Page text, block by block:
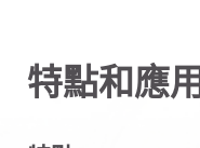
特點和應用